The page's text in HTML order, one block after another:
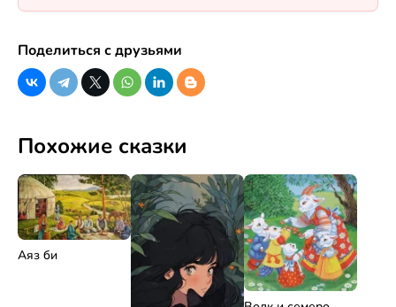
Поделиться с друзьями
Похожие сказки
Аяз би